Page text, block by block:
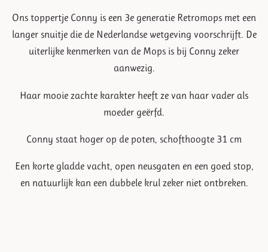
Ons toppertje Conny is een 3e generatie Retromops met een
langer snuitje die de Nederlandse wetgeving voorschrijft. De
uiterlijke kenmerken van de Mops is bij Conny zeker
aanwezig.
Haar mooie zachte karakter heeft ze van haar vader als
moeder geërfd.
Conny staat hoger op de poten, schofthoogte 31 cm
Een korte gladde vacht, open neusgaten en een goed stop,
en natuurlijk kan een dubbele krul zeker niet ontbreken.